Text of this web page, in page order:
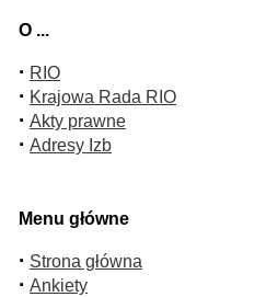
O ...
· RIO
· Krajowa Rada RIO
· Akty prawne
· Adresy Izb
Menu główne
· Strona główna
· Ankiety